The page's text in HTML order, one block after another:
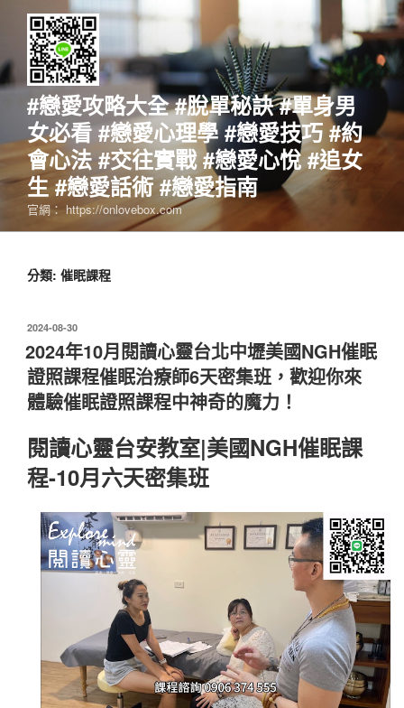
要
#戀愛攻略大全 #脫單秘訣 #單身男
女必看 #戀愛心理學 #戀愛技巧 #約
會心法 #交往實戰 #戀愛心悅 #追女
生 #戀愛話術 #戀愛指南
官網： https://onlovebox.com
分類: 催眠課程
發
佈
於
2024-08-30
2024年10月閱讀心靈台北中壢美國NGH催眠
證照課程催眠治療師6天密集班，歡迎你來
體驗催眠證照課程中神奇的魔力！
閱讀心靈台安教室|美國NGH催眠課
程-10月六天密集班